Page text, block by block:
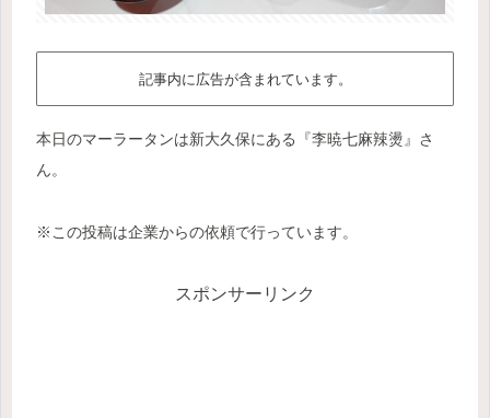
記事内に広告が含まれています。
本日のマーラータンは新大久保にある『李暁七麻辣燙』さ
ん。
※この投稿は企業からの依頼で行っています。
スポンサーリンク